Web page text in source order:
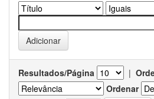
Resultados/Página |
Ordenar